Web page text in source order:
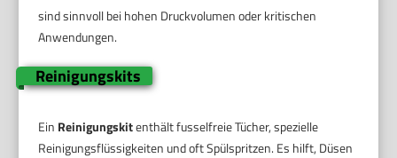
sind sinnvoll bei hohen Druckvolumen oder kritischen
Anwendungen.
Reinigungskits
Ein Reinigungskitenthält fusselfreie Tücher, spezielle
Reinigungsflüssigkeiten und oft Spülspritzen. Es hilft, Düsen